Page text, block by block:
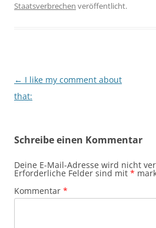
Staatsverbrechen veröffentlicht.
Beitragsnavigation
← I like my comment about
that:
Schreibe einen Kommentar
Deine E-Mail-Adresse wird nicht
Erforderliche Felder sind mit *
Kommentar *